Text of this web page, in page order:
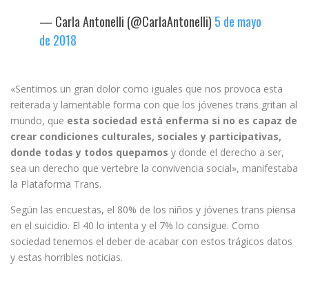
— Carla Antonelli (@CarlaAntonelli) 5 de mayo
de 2018
«Sentimos un gran dolor como iguales que nos provoca esta
reiterada y lamentable forma con que los jóvenes trans gritan al
mundo, que esta sociedad está enferma si no es capaz de
crear condiciones culturales, sociales y participativas,
donde todas y todos quepamos y donde el derecho a ser,
sea un derecho que vertebre la convivencia social», manifestaba
la Plataforma Trans.
Según las encuestas, el 80% de los niños y jóvenes trans piensa
en el suicidio. El 40 lo intenta y el 7% lo consigue. Como
sociedad tenemos el deber de acabar con estos trágicos datos
y estas horribles noticias.